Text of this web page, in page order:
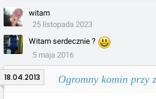
witam
25 listopada 2023
Witam serdecznie ?
5 maja 2016
18.04.2013 Ogromny komin przy